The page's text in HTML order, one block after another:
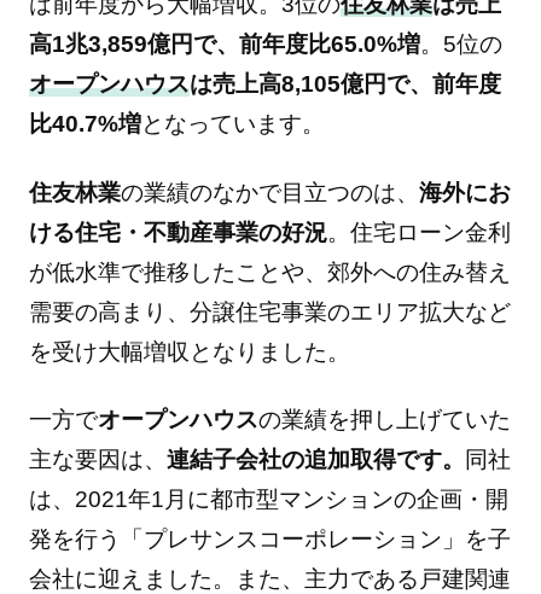
高1兆3,859億円で、前年度比65.0%増。5位の
オープンハウスは売上高8,105億円で、前年度
比40.7%増となっています。
住友林業の業績のなかで目立つのは、 海外にお
ける住宅・不動産事業の好況。住宅ローン金利
が低水準で推移したことや、郊外への住み替え
需要の高まり、分譲住宅事業のエリア拡大など
を受け大幅増収となりました。
一方でオープンハウスの業績を押し上げていた
主な要因は、 連結子会社の追加取得です。
同社
は、2021年1月に都市型マンションの企画・開
発を行う「プレサンスコーポレーション」を子
会社に迎えました。また、主力である戸建関連